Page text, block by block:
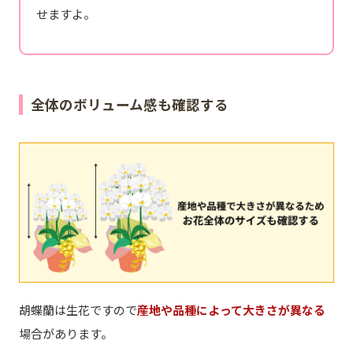
せますよ。
全体のボリューム感も確認する
胡蝶蘭は生花ですので産地や品種によって大きさが異なる
場合があります。